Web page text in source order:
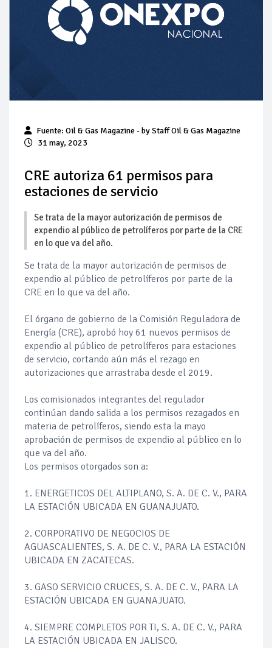
Baja 5% más el precio internacional del crudo por posible
acuerdo de paz
Aumenta la producción de hidrocarburos de Pemex; aún
está lejos de la meta
Medio Oriente
Cautela en el mercado por conversaciones Irán-Omán
Fuente: Oil & Gas Magazine - by Staff Oil & Gas Magazine
31 may, 2023
CRE autoriza 61 permisos para
estaciones de servicio
Se trata de la mayor autorización de permisos de
expendio al público de petrolíferos por parte de la CRE
en lo que va del año.
Se trata de la mayor autorización de permisos de
expendio al público de petrolíferos por parte de la
CRE en lo que va del año.
El órgano de gobierno de la Comisión Reguladora de
Energía (CRE), aprobó hoy 61 nuevos permisos de
expendio al público de petrolíferos para estaciones
de servicio, cortando aún más el rezago en
autorizaciones que arrastraba desde el 2019.
Los comisionados integrantes del regulador
continúan dando salida a los permisos rezagados en
materia de petrolíferos, siendo esta la mayo
aprobación de permisos de expendio al público en lo
que va del año.
Los permisos otorgados son a:
1. ENERGETICOS DEL ALTIPLANO, S. A. DE C. V., PARA
LA ESTACIÓN UBICADA EN GUANAJUATO.
2. CORPORATIVO DE NEGOCIOS DE
AGUASCALIENTES, S. A. DE C. V., PARA LA ESTACIÓN
UBICADA EN ZACATECAS.
3. GASO SERVICIO CRUCES, S. A. DE C. V., PARA LA
ESTACIÓN UBICADA EN GUANAJUATO.
4. SIEMPRE COMPLETOS POR TI, S. A. DE C. V., PARA
LA ESTACIÓN UBICADA EN JALISCO.